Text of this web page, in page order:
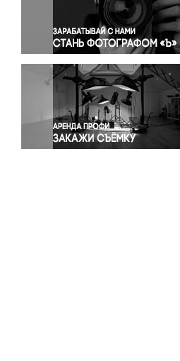
Правосудие
Происшествия и конфликты
Религия
Светская жизнь
Спорт
Экология
Экономика и бизнес